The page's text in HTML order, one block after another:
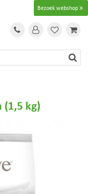
Bezoek webshop
kg)